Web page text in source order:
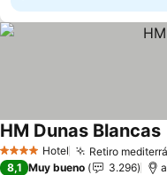
4 EstrellasHotel Retiro
HM Dunas Blancas
8,1 Muy bueno 3.296